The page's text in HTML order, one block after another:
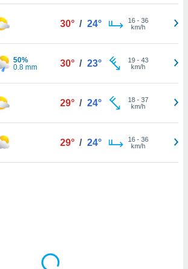
30° / 24° 16- 36
km/h
50%
0.8 mm
30° / 23° 19- 43
km/h
29° / 24° 18- 37
km/h
29° / 24° 16- 36
km/h